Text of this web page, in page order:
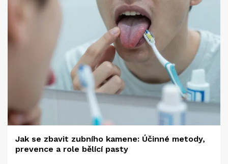
Jak se zbavit zubního kamene: Účinné metody,
prevence a role bělící pasty